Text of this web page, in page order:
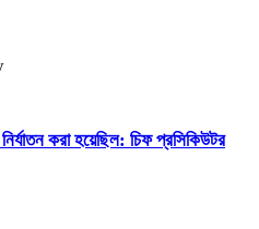
করা হয়েছিল: চিফ প্রসিকিউটর